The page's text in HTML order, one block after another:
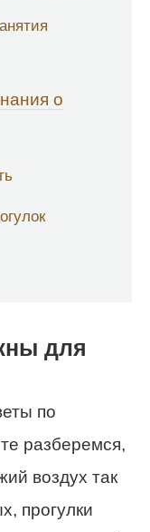
о
для
по
разберемся,
воздух так
прогулки